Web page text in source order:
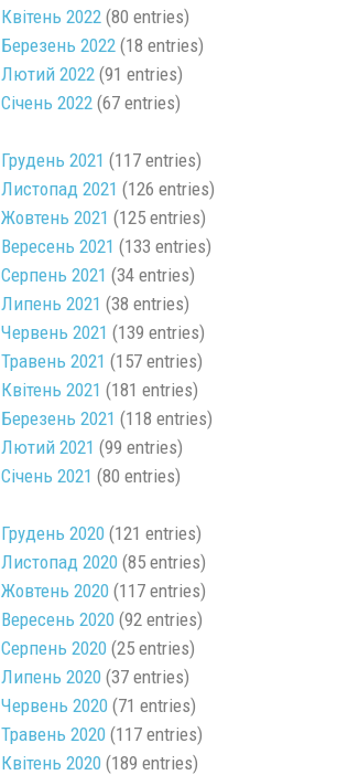
Квітень 2022(80 entries)
Березень 2022(18 entries)
Лютий 2022(91 entries)
Січень 2022(67 entries)
Грудень 2021 (117 entries)
Листопад 2021 (126 entries)
Жовтень 2021 (125 entries)
Вересень 2021 (133 entries)
Серпень 2021 (34 entries)
Липень 2021 (38 entries)
Червень 2021 (139 entries)
Травень 2021 (157 entries)
Квітень 2021 (181 entries)
Березень 2021 (118 entries)
Лютий 2021 (99 entries)
Січень 2021 (80 entries)
Грудень 2020(121 entries)
Листопад 2020(85 entries)
Жовтень 2020(117 entries)
Вересень 2020(92 entries)
Серпень 2020(25 entries)
Липень 2020(37 entries)
Червень 2020(71 entries)
Травень 2020(117 entries)
Квітень 2020(189 entries)